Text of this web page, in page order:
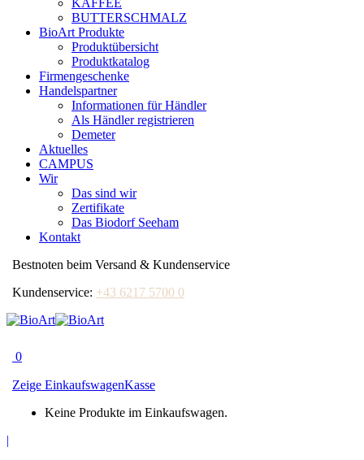
KAFFEE
BUTTERSCHMALZ
BioArt Produkte
Produktübersicht
Produktkatalog
Firmengeschenke
Handelspartner
Informationen für Händler
Als Händler registrieren
Demeter
Aktuelles
CAMPUS
Wir
Das sind wir
Zertifikate
Das Biodorf Seeham
Kontakt
Bestnoten beim Versand & Kundenservice
Kundenservice: +43 6217 5700 0
0
Zeige EinkaufswagenKasse
Keine Produkte im Einkaufswagen.
|